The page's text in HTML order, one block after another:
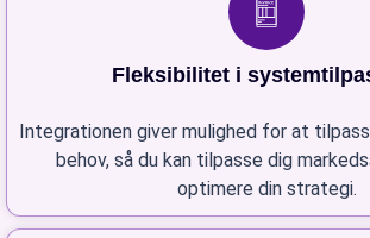
Fleksibilitet i
Integrationen giver mulighed for at
behov, så du kan tilpasse dig
optimere din strategi.